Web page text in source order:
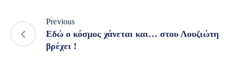
Previous
Εδώ ο κόσμος χάνεται και… στου Λουζιώτη
βρέχει !